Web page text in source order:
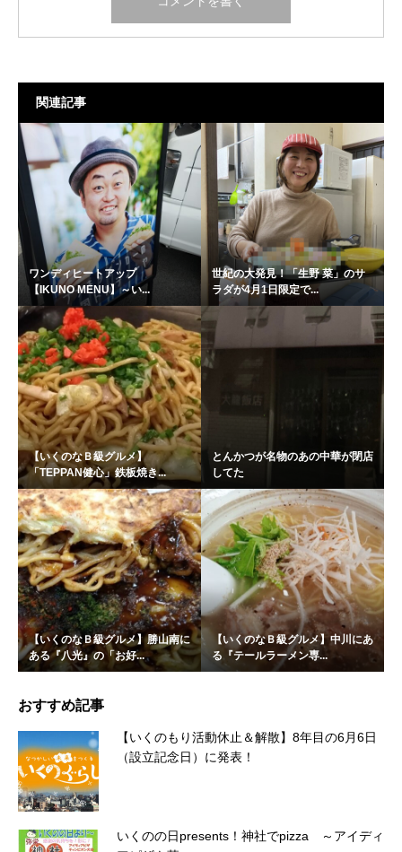
関連記事
ワンディヒートアップ
【IKUNO MENU】～い...
世紀の大発見！「生野 菜」のサ
ラダが4月1日限定で...
【いくのなＢ級グルメ】
「TEPPAN健心」鉄板焼き...
とんかつが名物のあの中華が閉店
してた
【いくのなＢ級グルメ】勝山南に
ある『八光』の「お好...
【いくのなＢ級グルメ】中川にあ
る『テールラーメン専...
おすすめ記事
【いくのもり活動休止＆解散】8年目の6月6日
（設立記念日）に発表！
いくのの日presents！神社でpizza ～アイディ